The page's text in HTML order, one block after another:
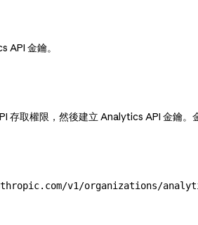
API 金鑰。
存取權限，然後建立 Analytics API 金鑰。
v1/organizations/